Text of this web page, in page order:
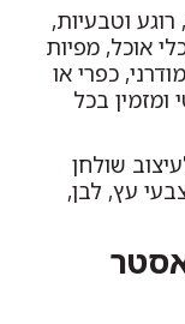
וטבעיות,
אוכל, מפיות
כפרי או
ומזמין בכל
שולחן
עץ, לבן,
פוליאסטר